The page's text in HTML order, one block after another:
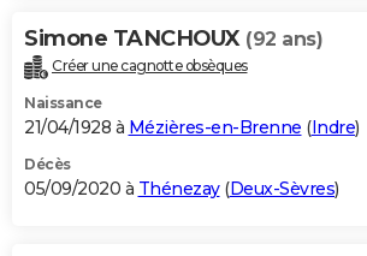
Simone TANCHOUX (92 ans)
Créer une cagnotte obsèques
Naissance
21/04/1928 à Mézières-en-Brenne (Indre)
Décès
05/09/2020 à Thénezay(Deux-Sèvres)